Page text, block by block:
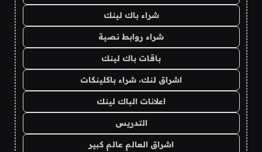
شراء باك لينك
شراء روابط نصية
باقات باك لينك
اشراق لنك، شراء باكلينكات
اعلانات الباك لينك
التدريس
اشراق العالم عالم كبير